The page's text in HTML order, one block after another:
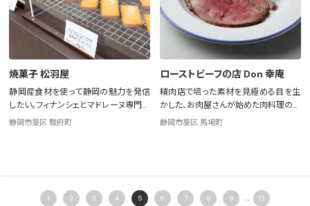
焼菓子 松羽屋
静岡産食材を使って静岡の魅力を発信
したい。フィナンシェとマドレーヌ専門の
焼菓子店
静岡市葵区 駿府町
ローストビーフの店 Don 幸庵
精肉店で培った素材を見極める目を生
かした、お肉屋さんが始めた肉料理のレ
ストラン
静岡市葵区 馬場町
1 2 3 4 5 6 7 8 9 ... 13